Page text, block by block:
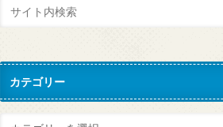
カテゴリー